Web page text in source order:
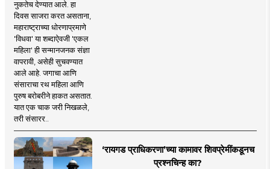
नुकतेच देण्यात आले. हा
दिवस साजरा करत असताना,
महाराष्ट्राच्या धोरणाप्रमाणे
'विधवा' या शब्दाऐवजी 'एकल
महिला' ही सन्मानजनक संज्ञा
वापरावी, असेही सुचवण्यात
आले आहे. जगाचा आणि
संसाराचा रथ महिला आणि
पुरुष बरोबरीने हाकत असतात.
यात एक चाक जरी निखळले,
तरी संसारर..
‘रायगड प्राधिकरणा’च्या कामावर शिवप्रेमींकडूनच
प्रश्नचिन्ह का?